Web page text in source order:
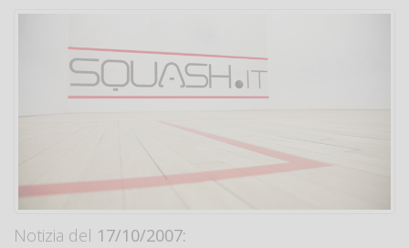
Notizia del 17/10/2007: